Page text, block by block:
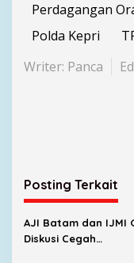
Perdagangan
Polda Kepri
Writer: Panca
Posting Terkait
AJI Batam dan IJMI
Diskusi Cegah